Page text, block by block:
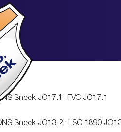
Sneek JO17.1 -FVC JO17.1
Sneek JO13-2 -LSC 1890